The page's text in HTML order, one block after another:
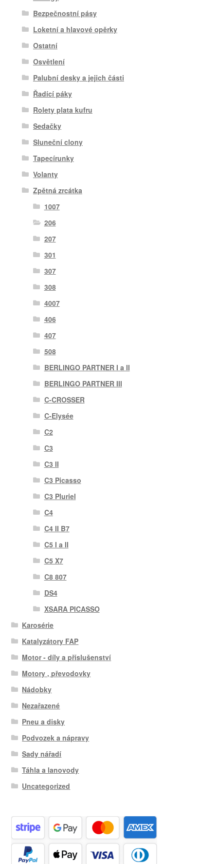
Bezpečnostní pásy
Loketní a hlavové opěrky
Ostatní
Osvětlení
Palubní desky a jejich části
Řadící páky
Rolety plata kufru
Sedačky
Sluneční clony
Tapecírunky
Volanty
Zpětná zrcátka
1007
206
207
301
307
308
4007
406
407
508
BERLINGO PARTNER I a II
BERLINGO PARTNER III
C-CROSSER
C-Elysée
C2
C3
C3 II
C3 Picasso
C3 Pluriel
C4
C4 II B7
C5 I a II
C5 X7
C8 807
DS4
XSARA PICASSO
Karosérie
Katalyzátory FAP
Motor - díly a příslušenství
Motory , převodovky
Nádobky
Nezařazené
Pneu a disky
Podvozek a nápravy
Sady nářadí
Táhla a lanovody
Uncategorized